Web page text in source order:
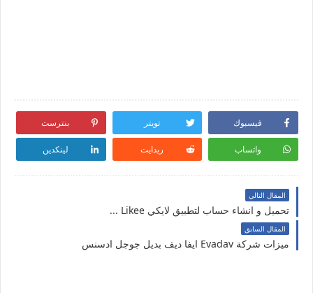
فيسبوك تويتر بنترست
واتساب ريدايت لينكدين
المقال التالي
تحميل و انشاء حساب لتطبيق لايكي Likee ...
المقال السابق
ميزات شركة Evadav ايفا ديف بديل جوجل ادسنس